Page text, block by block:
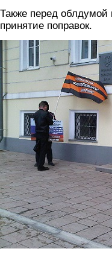
Также перед облдумой
принятие поправок.
smirnov2.jpg